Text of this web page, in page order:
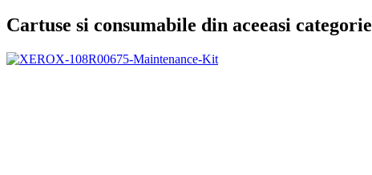
Cartuse si consumabile din aceeasi categorie